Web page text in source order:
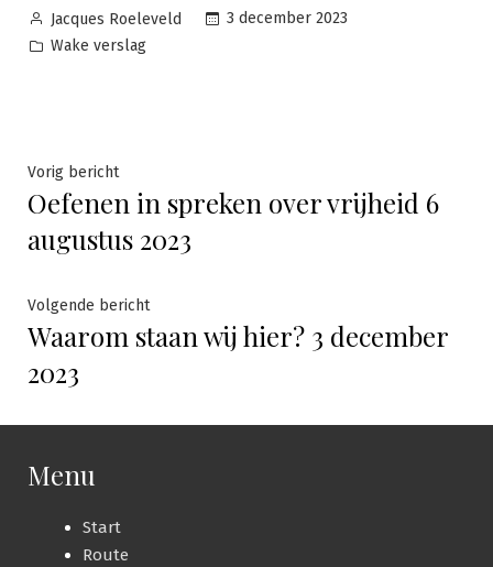
Geplaatst
door
Jacques Roeleveld
3 december 2023
Geplaatst
Wake verslag
Bericht
navigatie
Vorig berichtVorig
bericht:
Oefenen in spreken over vrijheid 6
augustus 2023
Volgende berichtVolgende
bericht:
Waarom staan wij hier? 3 december
2023
Menu
Start
Route